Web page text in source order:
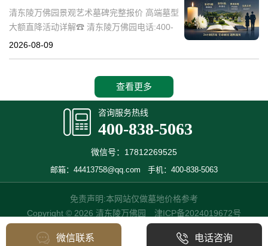
清东陵万佛园景观艺术墓碑完整报价 高端墓型
大额直降活动详解☎ 清东陵万佛园电话:400-
838-5063清东陵万佛园，作为中国著名的皇家
2026-08-09
查看更多
咨询服务热线
400-838-5063
微信号：17812269525
邮箱：44413758@qq.com 手机：400-838-5063
免责声明:本网站仅做墓地价格参考
Copyright © 2026 清东陵万佛园 津ICP备2024019672号
微信联系 电话咨询